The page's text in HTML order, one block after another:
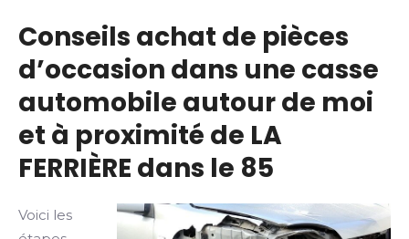
Conseils achat de pièces
d’occasion dans une casse
automobile autour de moi
et à proximité de LA
FERRIÈRE dans le 85
Voici les